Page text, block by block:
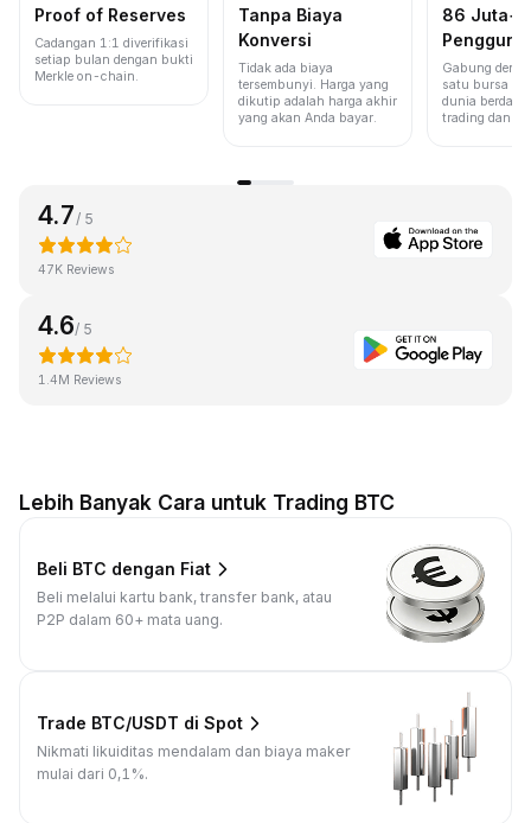
Proof of Reserves
Cadangan 1:1 diverifikasi
setiap bulan dengan bukti
Merkle on-chain.
Tanpa Biaya
Konversi
Tidak ada biaya
tersembunyi. Harga yang
dikutip adalah harga akhir
yang akan Anda bayar.
86 Juta+
Pengguna
Gabung
satu bursa
dunia
trading dan
4.7 / 5
47K Reviews
4.6/ 5
1.4M Reviews
Lebih Banyak Cara untuk Trading BTC
Beli BTC dengan Fiat
Beli melalui kartu bank, transfer bank, atau
P2P dalam 60+ mata uang.
Trade BTC/USDT di Spot
Nikmati likuiditas mendalam dan biaya maker
mulai dari 0,1%.